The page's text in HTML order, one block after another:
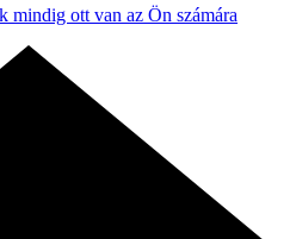
mindig ott van az Ön számára